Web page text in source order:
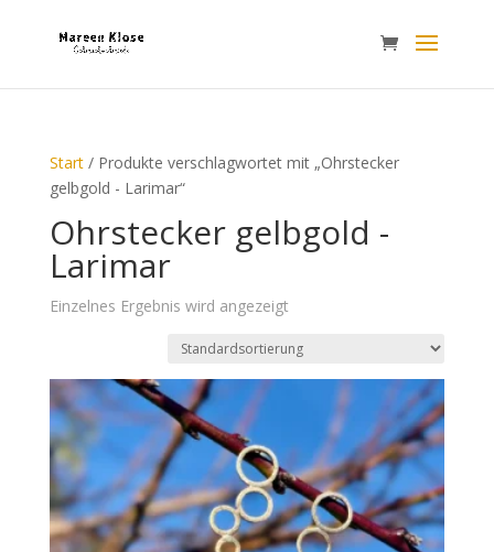
Start/ Produkte verschlagwortet mit „Ohrstecker
gelbgold - Larimar“
Ohrstecker gelbgold -
Larimar
Einzelnes Ergebnis wird angezeigt